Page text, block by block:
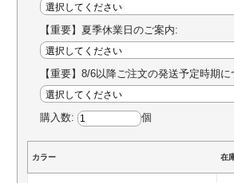
【重要】夏季休業日のご案内:
【重要】8/6以降ご注文の発送予定時期に
購入数: 個
カラー 在